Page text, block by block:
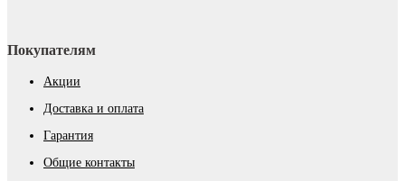
Покупателям
Акции
Доставка и оплата
Гарантия
Общие контакты